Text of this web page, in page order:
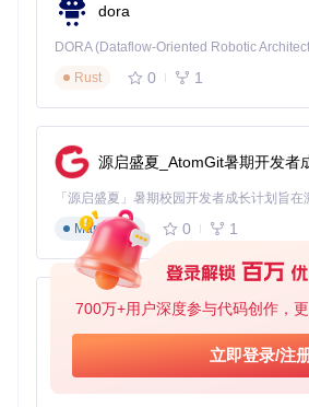
700万+用户深度参与代码创作，
立即登录/注
dora
Rust
0 1
源启盛夏_AtomGit暑期开发者
Markdown
0 1
py-xiaozhi
Python
0 1